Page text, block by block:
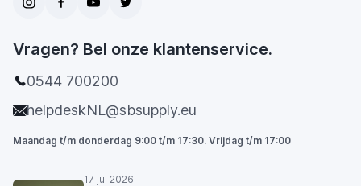
Vragen? Bel onze klantenservice.
0544 700200
helpdeskNL@sbsupply.eu
Maandag t/m donderdag 9:00 t/m 17:30. Vrijdag t/m 17:00
17 jul 2026